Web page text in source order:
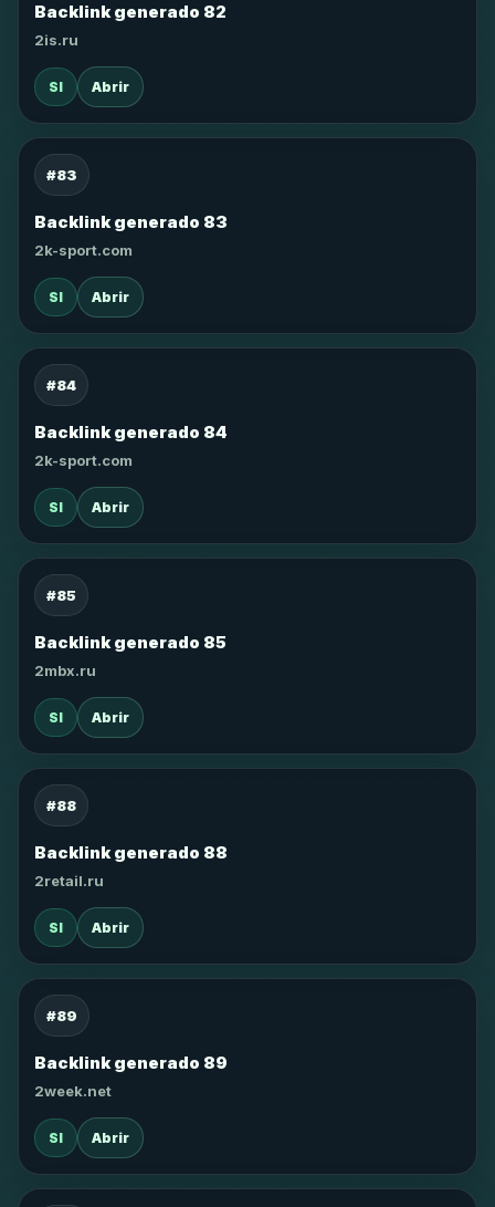
Backlink generado 82
2is.ru
SI Abrir
#83
Backlink generado 83
2k-sport.com
SI Abrir
#84
Backlink generado 84
2k-sport.com
SI Abrir
#85
Backlink generado 85
2mbx.ru
SI Abrir
#88
Backlink generado 88
2retail.ru
SI Abrir
#89
Backlink generado 89
2week.net
SI Abrir